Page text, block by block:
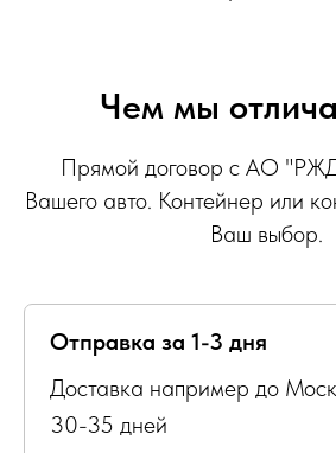
Чем мы
Прямой договор с АО
Вашего авто. Контейнер или
Ваш выбор.
Отправка за 1-3 дня
Доставка например до
30-35 дней